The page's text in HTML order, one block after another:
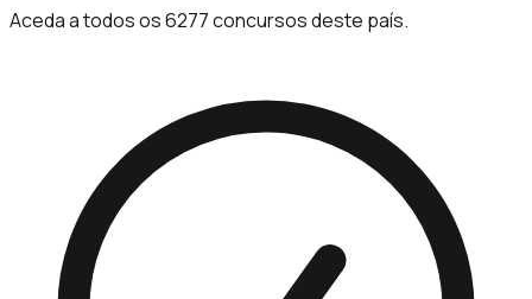
Aceda a todos os 6277 concursos deste país.